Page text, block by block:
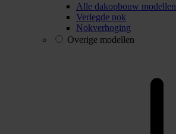
Alle dakopbouw modellen
Verlegde nok
Nokverhoging
Overige modellen